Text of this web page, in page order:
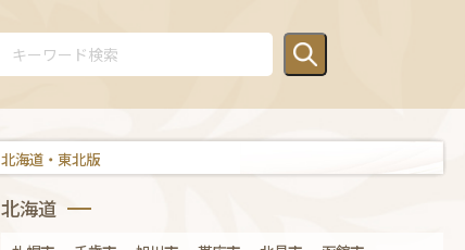
北海道・東北版
北海道